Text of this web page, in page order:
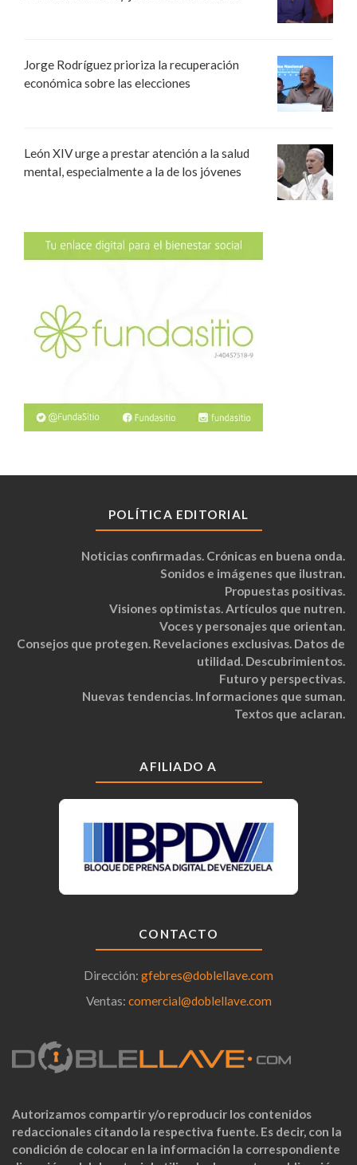
Jorge Rodríguez prioriza la recuperación
económica sobre las elecciones
León XIV urge a prestar atención a la salud
mental, especialmente a la de los jóvenes
POLÍTICA EDITORIAL
Noticias confirmadas. Crónicas en buena onda.
Sonidos e imágenes que ilustran.
Propuestas positivas.
Visiones optimistas. Artículos que nutren.
Voces y personajes que orientan.
Consejos que protegen. Revelaciones exclusivas. Datos de
utilidad. Descubrimientos.
Futuro y perspectivas.
Nuevas tendencias. Informaciones que suman.
Textos que aclaran.
AFILIADO A
CONTACTO
Dirección: gfebres@doblellave.com
Ventas: comercial@doblellave.com
Autorizamos compartir y/o reproducir los contenidos
redaccionales citando la respectiva fuente. Es decir, con la
condición de colocar en la información la correspondiente